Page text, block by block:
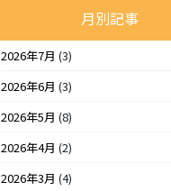
月別記事
2026年7月 (3)
2026年6月 (3)
2026年5月 (8)
2026年4月 (2)
2026年3月 (4)